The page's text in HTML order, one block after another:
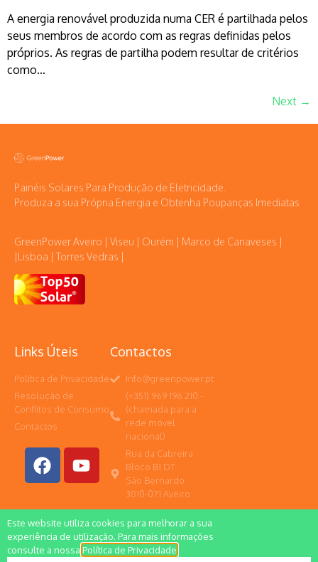
A energia renovável produzida numa CER é partilhada pelos
seus membros de acordo com as regras definidas pelos
próprios. As regras de partilha podem resultar de critérios
como…
Next →
Painéis Solares Para Produção de Eletricidade.
Produza a sua Própria Energia e Obtenha Poupanças Imediatas
GreenPower Aveiro | Viseu | Ourém | Marco de Canaveses |
|Lisboa | Torres Vedras |
Links Úteis
Política de Privacidade
Resolução de
Conflitos de Consumo
Contactos
Contactos
Info@greenpower.pt
(+351) 969 196 210 -
(chamada para a
rede móvel
nacional)
Rua da Cabreira
Bloco B1 DT
São Bernardo
3810-071 Aveiro
Todos os direitos reservados
Este website utiliza cookies para melhorar a sua
experiência de utilização. Para mais informações
consulte a nossa Política de Privacidade